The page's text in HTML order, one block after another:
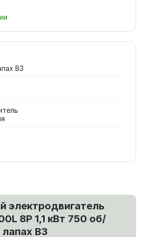
В3
электродвигатель
8P 1,1 кВт 750 об/
лапах В3